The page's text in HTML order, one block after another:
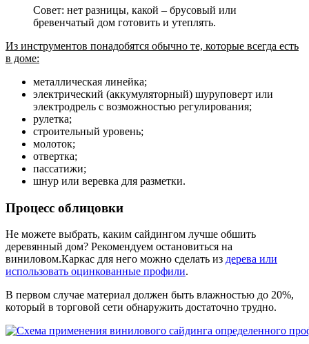
Совет: нет разницы, какой – брусовый или
бревенчатый дом готовить и утеплять.
Из инструментов понадобятся обычно те, которые всегда есть
в доме:
металлическая линейка;
электрический (аккумуляторный) шуруповерт или
электродрель с возможностью регулирования;
рулетка;
строительный уровень;
молоток;
отвертка;
пассатижи;
шнур или веревка для разметки.
Процесс облицовки
Не можете выбрать, каким сайдингом лучше обшить
деревянный дом? Рекомендуем остановиться на
виниловом.Каркас для него можно сделать из дерева или
использовать оцинкованные профили.
В первом случае материал должен быть влажностью до 20%,
который в торговой сети обнаружить достаточно трудно.